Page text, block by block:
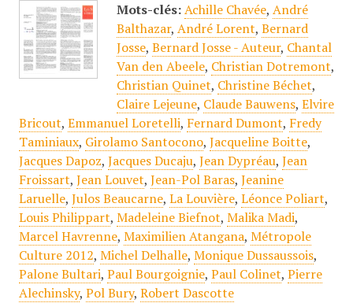
Mots-clés: Achille Chavée, André
Balthazar, André Lorent, Bernard
Josse, Bernard Josse - Auteur, Chantal
Van den Abeele, Christian Dotremont,
Christian Quinet, Christine Béchet,
Claire Lejeune, Claude Bauwens, Elvire
Bricout, Emmanuel Loretelli, Fernard Dumont, Fredy
Taminiaux, Girolamo Santocono, Jacqueline Boitte,
Jacques Dapoz, Jacques Ducaju, Jean Dypréau, Jean
Froissart, Jean Louvet, Jean-Pol Baras, Jeanine
Laruelle, Julos Beaucarne, La Louvière, Léonce Poliart,
Louis Philippart, Madeleine Biefnot, Malika Madi,
Marcel Havrenne, Maximilien Atangana, Métropole
Culture 2012, Michel Delhalle, Monique Dussaussois,
Palone Bultari, Paul Bourgoignie, Paul Colinet, Pierre
Alechinsky, Pol Bury, Robert Dascotte